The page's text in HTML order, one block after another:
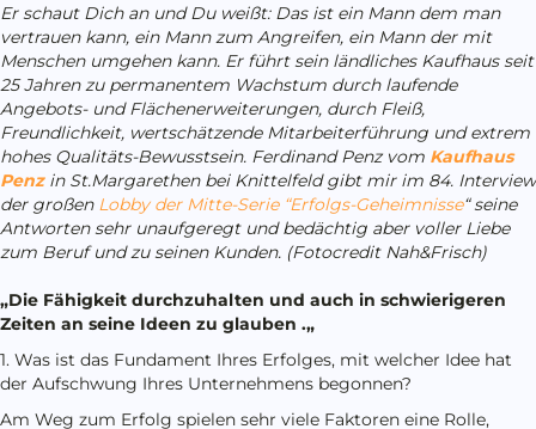
Er schaut Dich an und Du weißt: Das ist ein Mann dem man
vertrauen kann, ein Mann zum Angreifen, ein Mann der mit
Menschen umgehen kann. Er führt sein ländliches Kaufhaus seit
25 Jahren zu permanentem Wachstum durch laufende
Angebots- und Flächenerweiterungen, durch Fleiß,
Freundlichkeit, wertschätzende Mitarbeiterführung und extrem
hohes Qualitäts-Bewusstsein. Ferdinand Penz vom Kaufhaus
Penzin St.Margarethen bei Knittelfeld gibt mir im 84. Interview
der großen Lobby der Mitte-Serie “Erfolgs-Geheimnisse“ seine
Antworten sehr unaufgeregt und bedächtig aber voller Liebe
zum Beruf und zu seinen Kunden. (Fotocredit Nah&Frisch)
„Die Fähigkeit durchzuhalten und auch in schwierigeren
Zeiten an seine Ideen zu glauben .„
1. Was ist das Fundament Ihres Erfolges, mit welcher Idee hat
der Aufschwung Ihres Unternehmens begonnen?
Am Weg zum Erfolg spielen sehr viele Faktoren eine Rolle,